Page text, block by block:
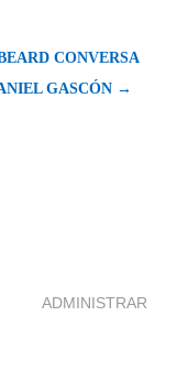
CONVERSA
GASCÓN →
ADMINISTRAR